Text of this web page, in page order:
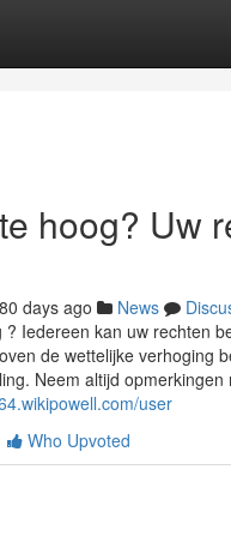
hoog? Uw
80 days ago News
? Iedereen kan uw rechten
de wettelijke verhoging
Neem altijd opmerkingen
user
Who Upvoted